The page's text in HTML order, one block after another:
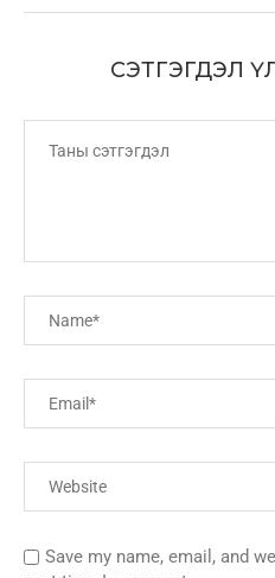
СЭТГЭГДЭЛ
Save my name, email, and